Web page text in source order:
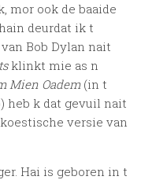
mor ook de baaide
deurdat ik t
Bob Dylan nait
klinkt mie as n
Mien Oadem(in t
heb k dat gevuil nait
versie van
Hai is geboren in t